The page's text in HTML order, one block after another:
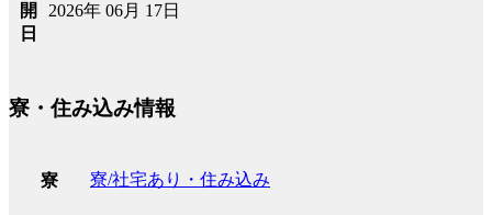
開
日
2026年 06月 17日
寮・住み込み情報
寮 寮/社宅あり・住み込み